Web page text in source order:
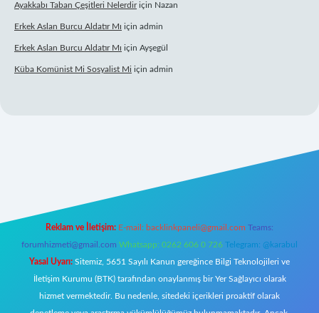
Ayakkabı Taban Çeşitleri Nelerdiriçin Nazan
Erkek Aslan Burcu Aldatır Mı için admin
Erkek Aslan Burcu Aldatır Mı için Ayşegül
Küba Komünist Mi Sosyalist Mi için admin
Reklam ve İletişim: E-mail: backlinkpaneli@gmail.com Teams:
forumhizmeti@gmail.com Whatsapp: 0262 606 0 726 Telegram: @karabul
Yasal Uyarı: Sitemiz, 5651 Sayılı Kanun gereğince Bilgi Teknolojileri ve
İletişim Kurumu (BTK) tarafından onaylanmış bir Yer Sağlayıcı olarak
hizmet vermektedir. Bu nedenle, sitedeki içerikleri proaktif olarak